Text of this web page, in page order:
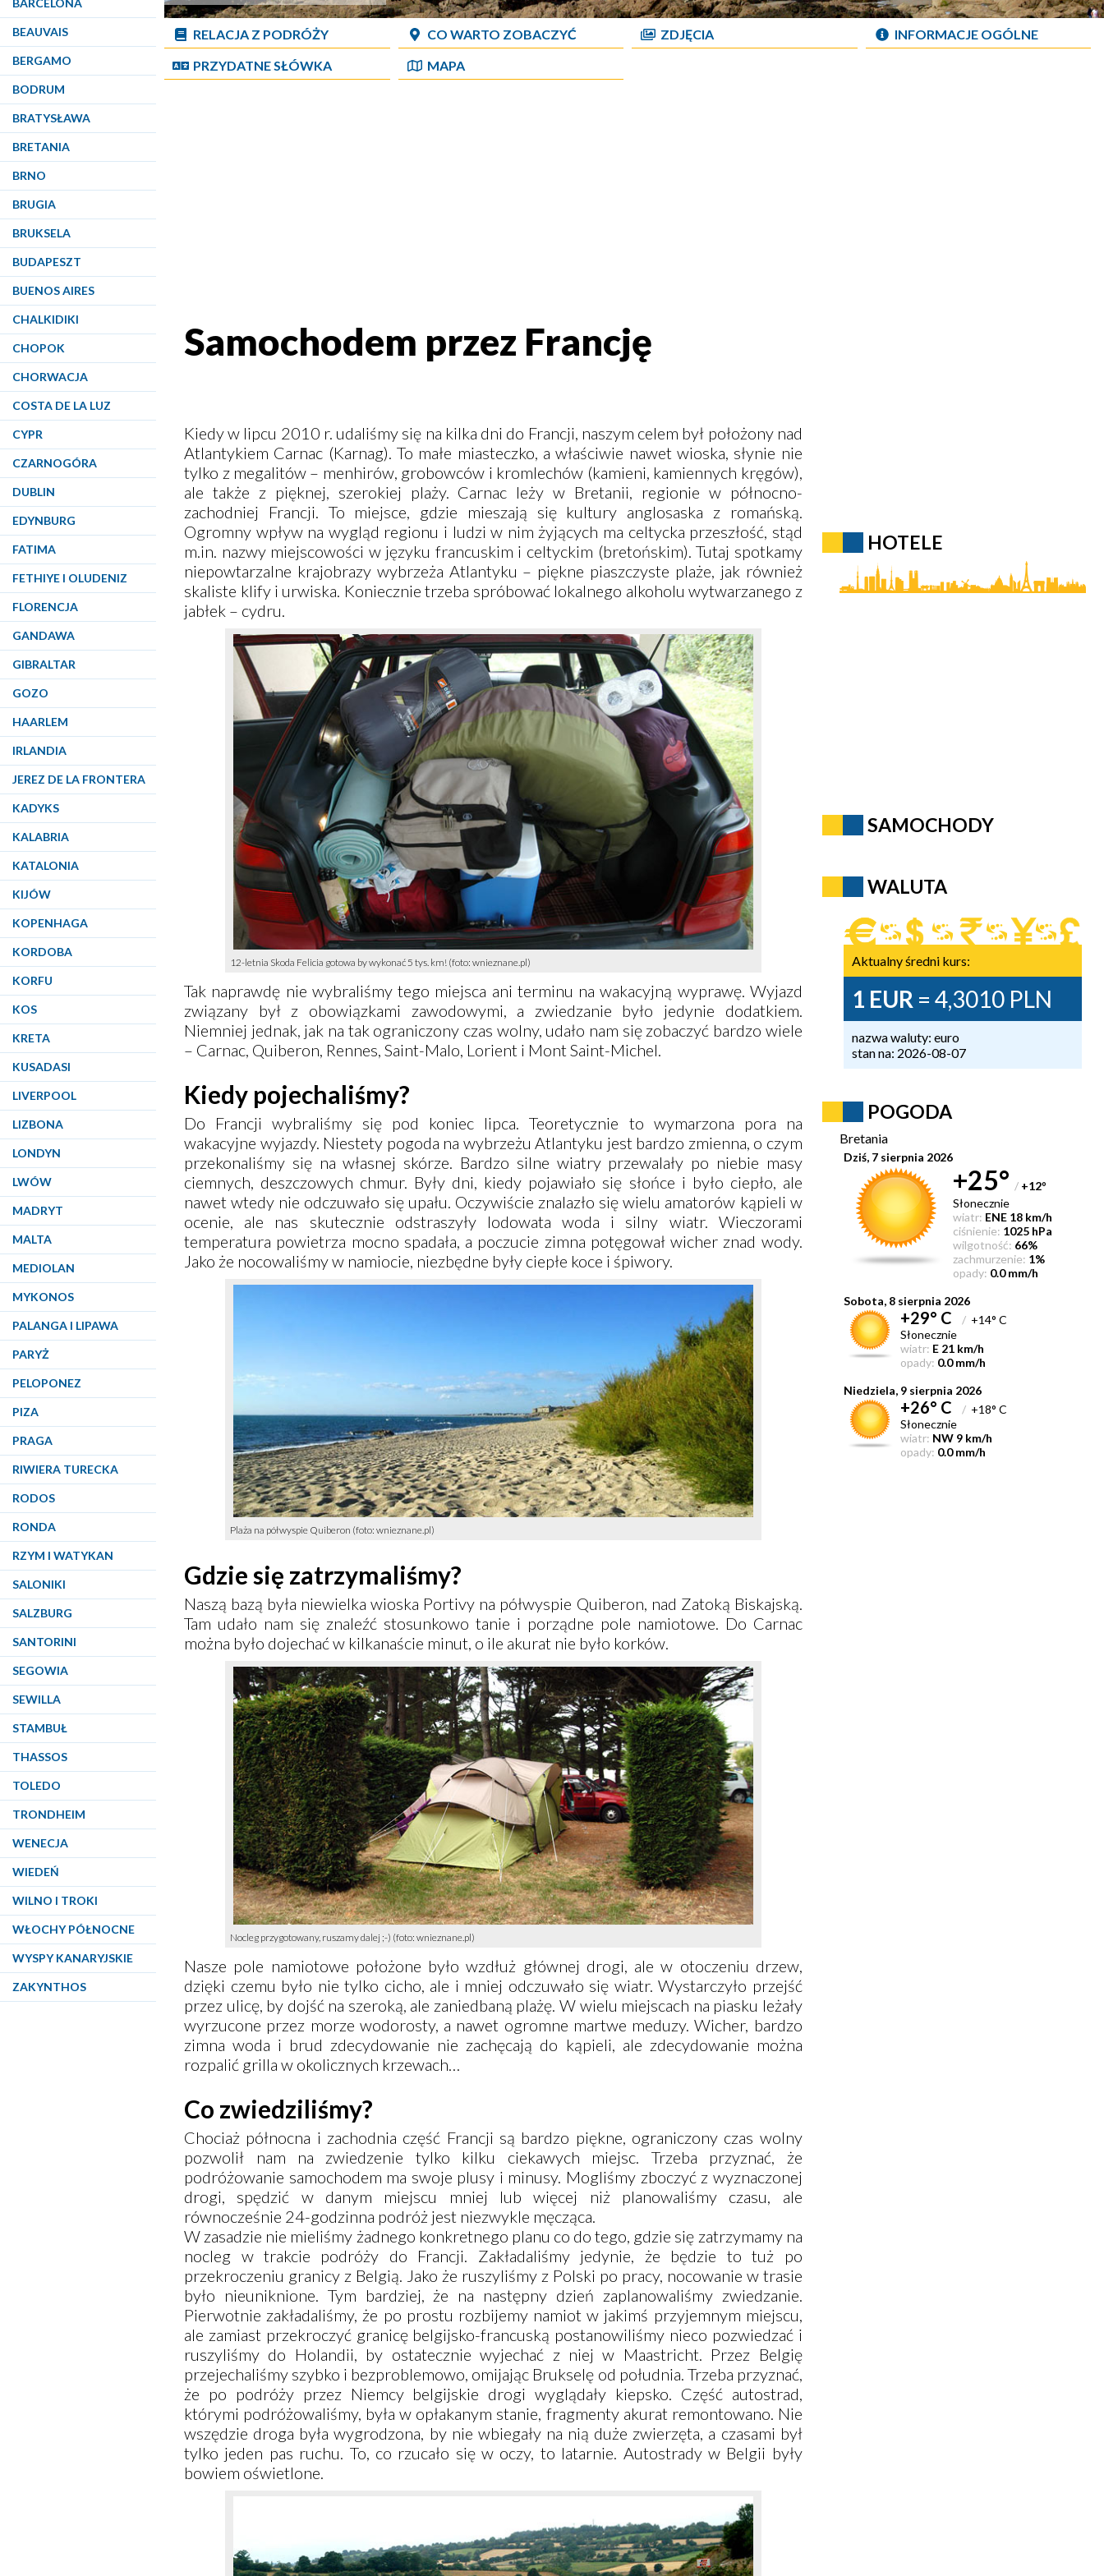
BARCELONA
BEAUVAIS
BERGAMO
BODRUM
BRATYSŁAWA
BRETANIA
BRNO
BRUGIA
BRUKSELA
BUDAPESZT
BUENOS AIRES
CHALKIDIKI
CHOPOK
CHORWACJA
COSTA DE LA LUZ
CYPR
CZARNOGÓRA
DUBLIN
EDYNBURG
FATIMA
FETHIYE I OLUDENIZ
FLORENCJA
GANDAWA
GIBRALTAR
GOZO
HAARLEM
IRLANDIA
JEREZ DE LA FRONTERA
KADYKS
KALABRIA
KATALONIA
KIJÓW
KOPENHAGA
KORDOBA
KORFU
KOS
KRETA
KUSADASI
LIVERPOOL
LIZBONA
LONDYN
LWÓW
MADRYT
MALTA
MEDIOLAN
MYKONOS
PALANGA I LIPAWA
PARYŻ
PELOPONEZ
PIZA
PRAGA
RIWIERA TURECKA
RODOS
RONDA
RZYM I WATYKAN
SALONIKI
SALZBURG
SANTORINI
SEGOWIA
SEWILLA
STAMBUŁ
THASSOS
TOLEDO
TRONDHEIM
WENECJA
WIEDEŃ
WILNO I TROKI
WŁOCHY PÓŁNOCNE
WYSPY KANARYJSKIE
ZAKYNTHOS
RELACJA Z PODRÓŻY CO WARTO ZOBACZYĆ ZDJĘCIA
INFORMACJE OGÓLNE
PRZYDATNE SŁÓWKA
MAPA
Samochodem przez Francję
Kiedy w lipcu 2010 r. udaliśmy się na kilka dni do Francji, naszym celem był położony nad
Atlantykiem Carnac (Karnag). To małe miasteczko, a właściwie nawet wioska, słynie nie
tylko z megalitów – menhirów, grobowców i kromlechów (kamieni, kamiennych kręgów),
ale także z pięknej, szerokiej plaży. Carnac leży w Bretanii, regionie w północno-
zachodniej Francji. To miejsce, gdzie mieszają się kultury anglosaska z romańską.
Ogromny wpływ na wygląd regionu i ludzi w nim żyjących ma celtycka przeszłość, stąd
m.in. nazwy miejscowości w języku francuskim i celtyckim (bretońskim). Tutaj spotkamy
niepowtarzalne krajobrazy wybrzeża Atlantyku – piękne piaszczyste plaże, jak również
skaliste klify i urwiska. Koniecznie trzeba spróbować lokalnego alkoholu wytwarzanego z
jabłek – cydru.
12-letnia Skoda Felicia gotowa by wykonać 5 tys. km! (foto: wnieznane.pl)
Tak naprawdę nie wybraliśmy tego miejsca ani terminu na wakacyjną wyprawę. Wyjazd
związany był z obowiązkami zawodowymi, a zwiedzanie było jedynie dodatkiem.
Niemniej jednak, jak na tak ograniczony czas wolny, udało nam się zobaczyć bardzo wiele
– Carnac, Quiberon, Rennes,Saint-Malo, Lorient i Mont Saint-Michel.
Kiedy pojechaliśmy?
Do Francji wybraliśmy się pod koniec lipca. Teoretycznie to wymarzona pora na
wakacyjne wyjazdy. Niestety pogoda na wybrzeżu Atlantyku jest bardzo zmienna, o czym
przekonaliśmy się na własnej skórze. Bardzo silne wiatry przewalały po niebie masy
ciemnych, deszczowych chmur. Były dni, kiedy pojawiało się słońce i było ciepło, ale
nawet wtedy nie odczuwało się upału. Oczywiście znalazło się wielu amatorów kąpieli w
ocenie, ale nas skutecznie odstraszyły lodowata woda i silny wiatr. Wieczorami
temperatura powietrza mocno spadała, a poczucie zimna potęgował wicher znad wody.
Jako że nocowaliśmy w namiocie, niezbędne były ciepłe koce i śpiwory.
Plaża na półwyspie Quiberon (foto: wnieznane.pl)
Gdzie się zatrzymaliśmy?
Naszą bazą była niewielka wioska Portivy na półwyspie Quiberon, nad Zatoką Biskajską.
Tam udało nam się znaleźć stosunkowo tanie i porządne pole namiotowe. Do Carnac
można było dojechać w kilkanaście minut, o ile akurat nie było korków.
Nocleg przygotowany, ruszamy dalej ;-) (foto: wnieznane.pl)
Nasze pole namiotowe położone było wzdłuż głównej drogi, ale w otoczeniu drzew,
dzięki czemu było nie tylko cicho, ale i mniej odczuwało się wiatr. Wystarczyło przejść
przez ulicę, by dojść na szeroką, ale zaniedbaną plażę. W wielu miejscach na piasku leżały
wyrzucone przez morze wodorosty, a nawet ogromne martwe meduzy. Wicher, bardzo
zimna woda i brud zdecydowanie nie zachęcają do kąpieli, ale zdecydowanie można
rozpalić grilla w okolicznych krzewach…
Co zwiedziliśmy?
Chociaż północna i zachodnia część Francji są bardzo piękne, ograniczony czas wolny
pozwolił nam na zwiedzenie tylko kilku ciekawych miejsc. Trzeba przyznać, że
podróżowanie samochodem ma swoje plusy i minusy. Mogliśmy zboczyć z wyznaczonej
drogi, spędzić w danym miejscu mniej lub więcej niż planowaliśmy czasu, ale
równocześnie 24-godzinna podróż jest niezwykle męcząca.
W zasadzie nie mieliśmy żadnego konkretnego planu co do tego, gdzie się zatrzymamy na
nocleg w trakcie podróży do Francji. Zakładaliśmy jedynie, że będzie to tuż po
przekroczeniu granicy z Belgią. Jako że ruszyliśmy z Polski po pracy, nocowanie w trasie
było nieuniknione. Tym bardziej, że na następny dzień zaplanowaliśmy zwiedzanie.
Pierwotnie zakładaliśmy, że po prostu rozbijemy namiot w jakimś przyjemnym miejscu,
ale zamiast przekroczyć granicę belgijsko-francuską postanowiliśmy nieco pozwiedzać i
ruszyliśmy do Holandii, by ostatecznie wyjechać z niej w Maastricht. Przez Belgię
przejechaliśmy szybko i bezproblemowo, omijając Brukselę od południa. Trzeba przyznać,
że po podróży przez Niemcy belgijskie drogi wyglądały kiepsko. Część autostrad,
którymi podróżowaliśmy, była w opłakanym stanie, fragmenty akurat remontowano. Nie
wszędzie droga była wygrodzona, by nie wbiegały na nią duże zwierzęta, a czasami był
tylko jeden pas ruchu. To, co rzucało się w oczy, to latarnie. Autostrady w Belgii były
bowiem oświetlone.
HOTELE
SAMOCHODY
WALUTA
Aktualny średni kurs:
1 EUR = 4,3010 PLN
nazwa waluty: euro
stan na: 2026-08-07
POGODA
Bretania
Dziś, 7 sierpnia 2026
+25° / +12°
Słonecznie
wiatr: ENE 18 km/h
ciśnienie: 1025 hPa
wilgotność: 66%
zachmurzenie: 1%
opady: 0.0 mm/h
Sobota, 8 sierpnia 2026
+29° C / +14° C
Słonecznie
wiatr: E 21 km/h
opady: 0.0 mm/h
Niedziela, 9 sierpnia 2026
+26° C / +18° C
Słonecznie
wiatr: NW 9 km/h
opady: 0.0 mm/h